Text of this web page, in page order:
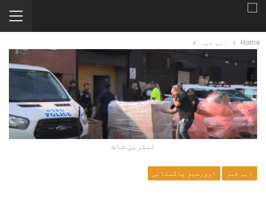
Home اہم خبر
اسکرین شاٹ
اہم خبر اوورسیز پاکستانی